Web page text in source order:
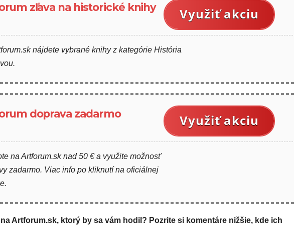
zľava na historické knihy Využiť akciu
nájdete vybrané knihy z kategórie História
doprava zadarmo Využiť akciu
na Artforum.sk nad 50 € a využite možnosť
zadarmo. Viac info po kliknutí na oficiálnej
Artforum.sk, ktorý by sa vám hodil? Pozrite si komentáre nižšie, kde ich